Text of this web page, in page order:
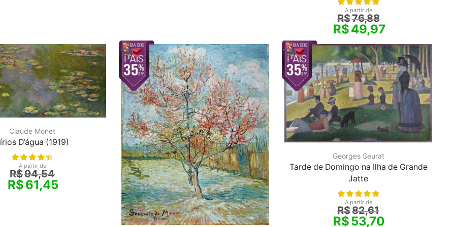
A partir de
R$76,88
R$49,97
Claude Monet
D’água (1919)
A partir de
R$94,54
R$61,45
Georges Seurat
Tarde de Domingo na Ilha de Grande
Jatte
A partir de
R$82,61
R$53,70